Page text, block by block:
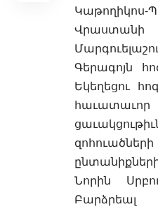
Կաթողիկոս-
Գերագոյն
Եկեղեցու
հաւատաւոր
Նորին
Բարձրեալ